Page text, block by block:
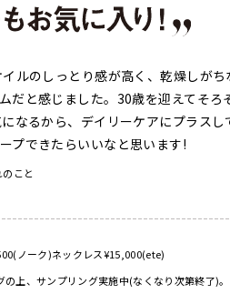
ルのしっとり感が高く、乾燥しがち
だと感じました。30歳を迎えてそろ
なるから、デイリーケアにプラスし
プできたらいいなと思います!
こと
ノーク)ネックレス¥15,000(ete)
上、サンプリング実施中(なくなり次第終了)。